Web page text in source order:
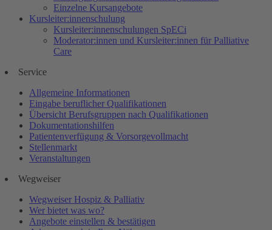
Einzelne Kursangebote
Kursleiter:innenschulung
Kursleiter:innenschulungen SpECi
Moderator:innen und Kursleiter:innen für Palliative
Care
Service
Allgemeine Informationen
Eingabe beruflicher Qualifikationen
Übersicht Berufsgruppen nach Qualifikationen
Dokumentationshilfen
Patientenverfügung & Vorsorgevollmacht
Stellenmarkt
Veranstaltungen
Wegweiser
Wegweiser Hospiz & Palliativ
Wer bietet was wo?
Angebote einstellen & bestätigen